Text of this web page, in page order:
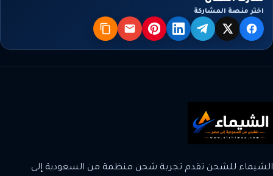
اختر منصة المشاركة
فيسبوك
X تيليجراملينكدإنبنترستالبريد نسخ
الشيماء للشحن تقدم تجربة شحن منظمة من السعودية إلى